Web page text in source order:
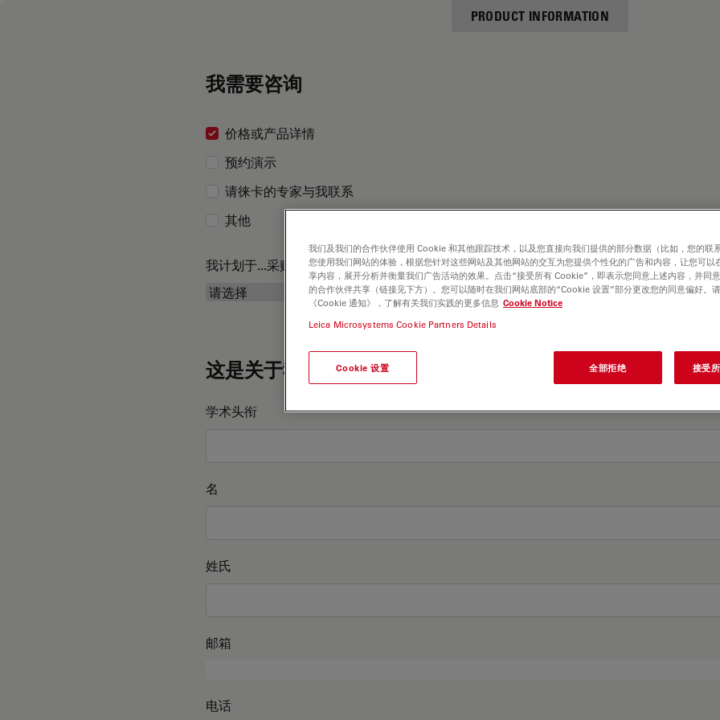
PRODUCT INFORMATION
我需要咨询
价格或产品详情
预约演示
请徕卡的专家与我联系
其他
我计划于...采购
这是关于我的信息
学术头衔
名
姓氏
邮箱
电话
我们及我们的合作伙伴使用 Cookie 和其他跟踪技术，以及您直接向我们提供的部分数据（比如，您的联
您使用我们网站的体验，根据您针对这些网站及其他网站的交互为您提供个性化的广告和内容，让您可以
享内容，展开分析并衡量我们广告活动的效果。点击“接受所有 Cookie”，即表示您同意上述内容，并同
的合作伙伴共享（链接见下方）。您可以随时在我们网站底部的“Cookie 设置”部分更改您的同意偏好。
《Cookie 通知》，了解有关我们实践的更多信息 Cookie Notice
Leica Microsystems Cookie Partners Details
Cookie 设置 全部拒绝 接受